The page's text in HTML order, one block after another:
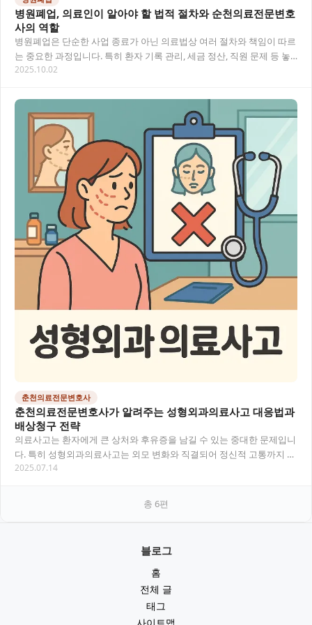
병원폐업, 의료인이 알아야 할 법적 절차와 순천의료전문변호
사의 역할
병원폐업은 단순한 사업 종료가 아닌 의료법상 여러 절차와 책임이 따르
는 중요한 과정입니다. 특히 환자 기록 관리, 세금 정산, 직원 문제 등 놓
치기 쉬운 법적 의무가 많아 순천의료…
2025.10.02
춘천의료전문변호사
춘천의료전문변호사가 알려주는 성형외과의료사고 대응법과
배상청구 전략
의료사고는 환자에게 큰 상처와 후유증을 남길 수 있는 중대한 문제입니
다. 특히 성형외과의료사고는 외모 변화와 직결되어 정신적 고통까지 더
해질 수 있어 전문적인 법률 대응이 필요해요…
2025.07.14
총 6편
블로그
홈
전체 글
태그